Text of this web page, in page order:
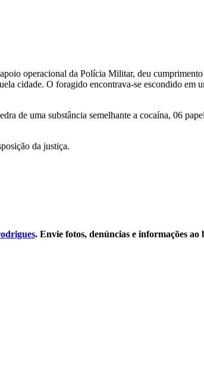
operacional da Polícia Militar, deu
cidade. O foragido encontrava-se escondido em
de uma substância semelhante a cocaína, 06
da justiça.
. Envie fotos, denúncias e informações